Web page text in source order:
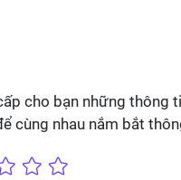
cho bạn những thông
cùng nhau nắm bắt